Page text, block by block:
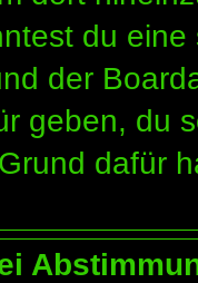
du
der
geben, du
dafür